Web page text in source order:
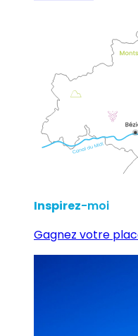
Inspirez-moi
Gagnez votre